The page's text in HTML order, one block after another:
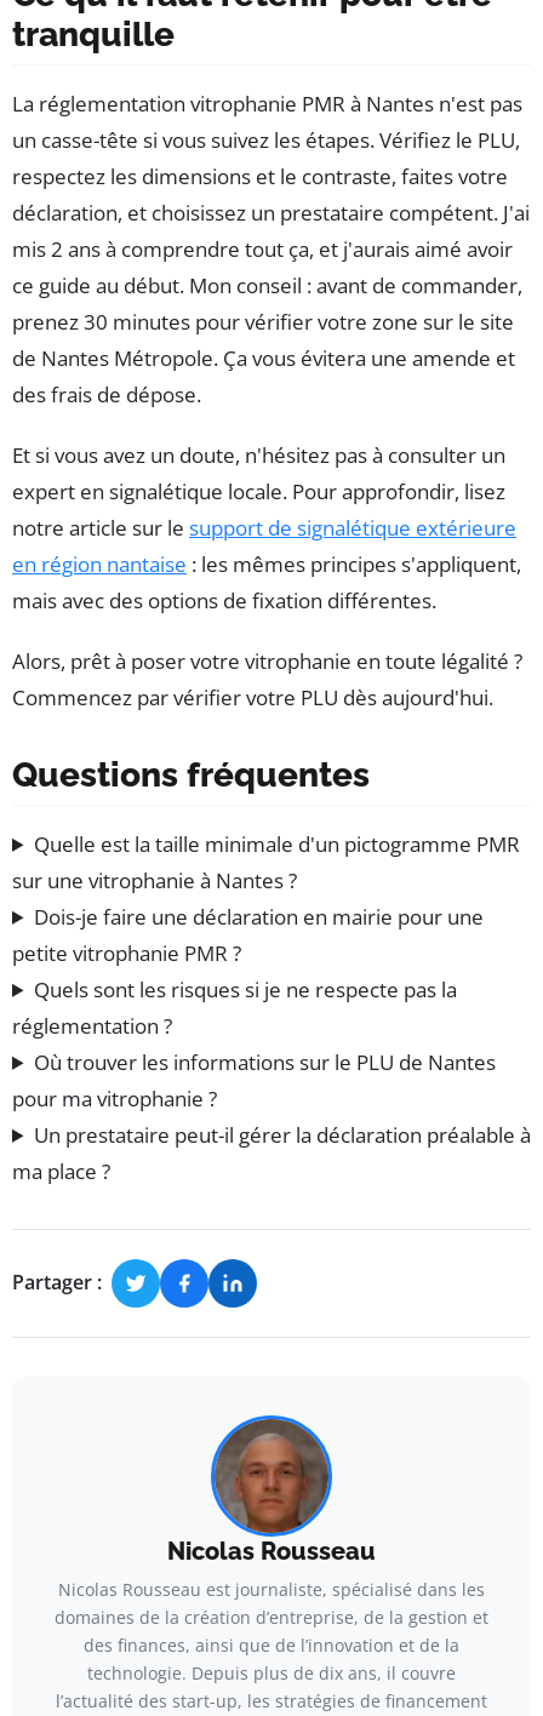
tranquille
La réglementation vitrophanie PMR à Nantes n'est pas
un casse-tête si vous suivez les étapes. Vérifiez le PLU,
respectez les dimensions et le contraste, faites votre
déclaration, et choisissez un prestataire compétent. J'ai
mis 2 ans à comprendre tout ça, et j'aurais aimé avoir
ce guide au début. Mon conseil : avant de commander,
prenez 30 minutes pour vérifier votre zone sur le site
de Nantes Métropole. Ça vous évitera une amende et
des frais de dépose.
Et si vous avez un doute, n'hésitez pas à consulter un
expert en signalétique locale. Pour approfondir, lisez
notre article sur le support de signalétique extérieure
en région nantaise : les mêmes principes s'appliquent,
mais avec des options de fixation différentes.
Alors, prêt à poser votre vitrophanie en toute légalité ?
Commencez par vérifier votre PLU dès aujourd'hui.
Questions fréquentes
Quelle est la taille minimale d'un pictogramme PMR
sur une vitrophanie à Nantes ?
Dois-je faire une déclaration en mairie pour une
petite vitrophanie PMR ?
Quels sont les risques si je ne respecte pas la
réglementation ?
Où trouver les informations sur le PLU de Nantes
pour ma vitrophanie ?
Un prestataire peut-il gérer la déclaration préalable à
ma place ?
Partager :
Nicolas Rousseau
Nicolas Rousseau est journaliste, spécialisé dans les
domaines de la création d’entreprise, de la gestion et
des finances, ainsi que de l’innovation et de la
technologie. Depuis plus de dix ans, il couvre
l’actualité des start-up, les stratégies de financement